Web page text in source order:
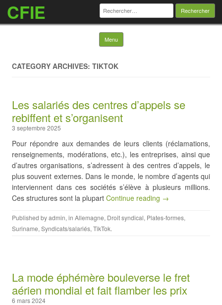
CFIE Rechercher :
Menu Skip to content
CATEGORY ARCHIVES: TIKTOK
Les salariés des centres d’appels se
rebiffent et s’organisent
3 septembre 2025
Pour répondre aux demandes de leurs clients (réclamations,
renseignements, modérations, etc.), les entreprises, ainsi que
d’autres organisations, s’adressent à des centres d’appels, le
plus souvent externes. Dans le monde, le nombre d’agents qui
interviennent dans ces sociétés s’élève à plusieurs millions.
Ces structures sont la plupart Continue reading →
Published byadmin, in Allemagne, Droit syndical, Plates-formes,
Suriname, Syndicats/salariés, TikTok.
La mode éphémère bouleverse le fret
aérien mondial et fait flamber les prix
6 mars 2024